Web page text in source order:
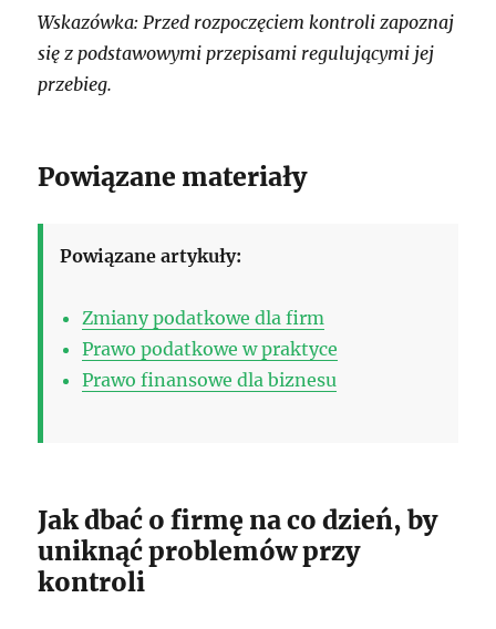
Wskazówka: Przed rozpoczęciem kontroli zapoznaj
się z podstawowymi przepisami regulującymi jej
przebieg.
Powiązane materiały
Powiązane artykuły:
Zmiany podatkowe dla firm
Prawo podatkowe w praktyce
Prawo finansowe dla biznesu
Jak dbać o firmę na co dzień, by
uniknąć problemów przy
kontroli